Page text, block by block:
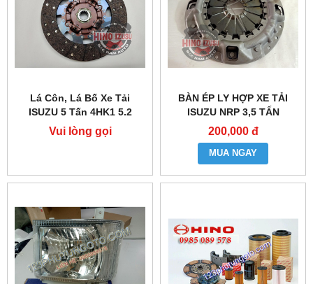
Lá Côn, Lá Bố Xe Tải
ISUZU 5 Tấn 4HK1 5.2
Vui lòng gọi
BÀN ÉP LY HỢP XE TẢI
ISUZU NRP 3,5 TẤN
200,000 đ
MUA NGAY